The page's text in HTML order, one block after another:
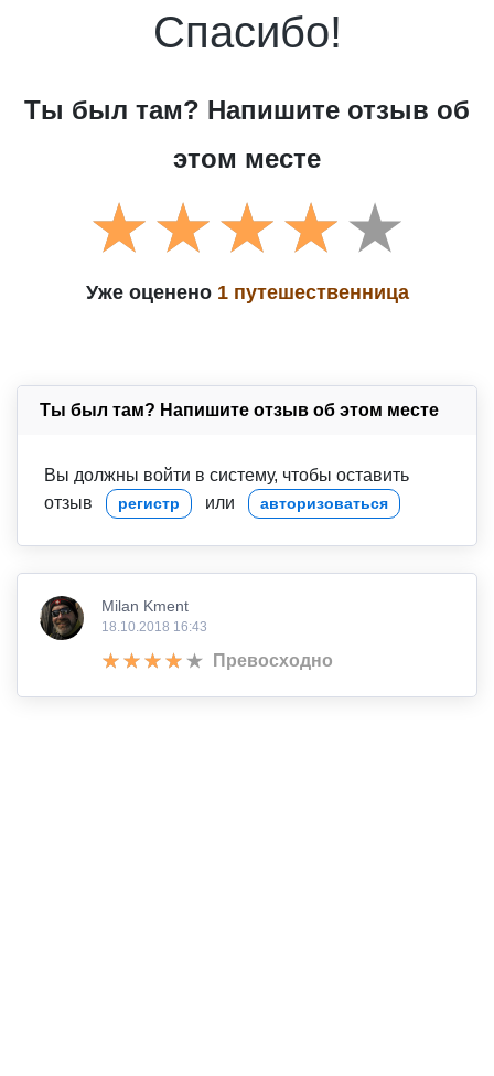
Спасибо!
Ты был там? Напишите отзыв об
этом месте
Уже оценено 1 путешественница
Ты был там? Напишите отзыв об этом месте
Вы должны войти в систему, чтобы оставить
отзыв
регистр или авторизоваться
Milan Kment
18.10.2018 16:43
Превосходно